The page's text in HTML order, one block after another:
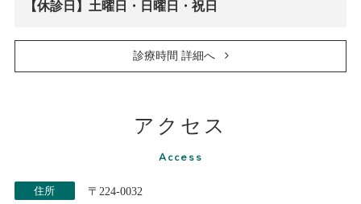
【休診日】土曜日・日曜日・祝日
診療時間 詳細へ
アクセス
Access
住所
〒224-0032